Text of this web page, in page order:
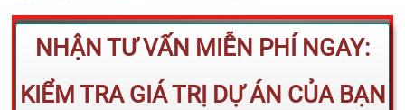
NHẬN TƯ VẤN MIỄN PHÍ NGAY:
KIỂM TRA GIÁ TRỊ DỰ ÁN CỦA BẠN